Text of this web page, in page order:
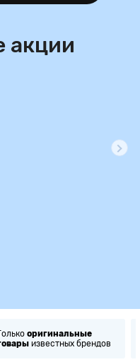
акции
оригинальные
известных брендов